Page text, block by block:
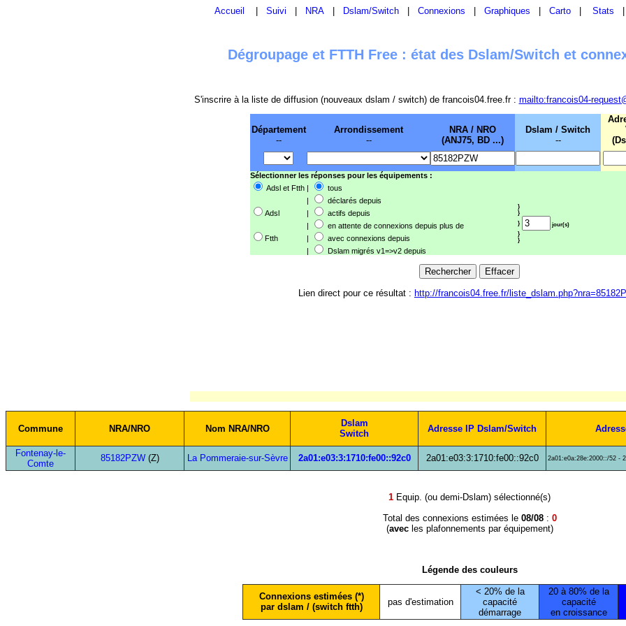
Accueil Suivi NRA Dslam/Switch Connexions Graphiques Carto Stats
Dégroupage et FTTH Free : état des Dslam/Switch et
S'inscrire à la liste de diffusion (nouveaux dslam / switch) de francois04.free.fr : mailto:francois04-
Département
--
Arrondissement
--
NRA / NRO
(ANJ75, BD ...)
Dslam / Switch
--
Sélectionner les réponses pour les équipements :
Adsl et Ftth |
tous
|
déclarés depuis
}
}
}
jour(s)
}
}
Adsl |
actifs depuis
|
en attente de connexions depuis plus de
Ftth
|
avec connexions depuis
|
Dslam migrés v1=>v2 depuis
Lien direct pour ce résultat : http://francois04.free.fr/
Commune NRA/NRO Nom NRA/NRO
Dslam
Switch
Adresse IP Dslam/Switch
Fontenay-le-
Comte
85182PZW(Z) La Pommeraie-sur-Sèvre 2a01:e03:3:1710:fe00::92c0 2a01:e03:3:1710:fe00::92c0 2a01:e0a:28e:2000::/52 -
1 Equip. (ou demi-Dslam) sélectionné(s)
Total des connexions estimées le 08/08: 0
(avecles plafonnements par équipement)
Légende des couleurs
Connexions estimées (*)
par dslam / (switch ftth)
pas d'estimation
< 20% de la
capacité
démarrage
20 à 80% de la
capacité
en croissance